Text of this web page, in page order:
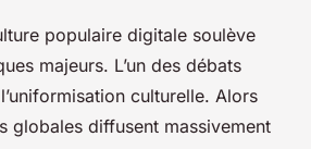
populaire digitale soulève
majeurs. L’un des débats
culturelle. Alors
globales diffusent massivement